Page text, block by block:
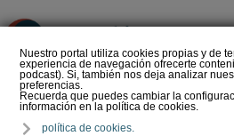
Nuestro portal utiliza cookies propias y de
experiencia de navegación ofrecerte
podcast). Si, también nos deja analizar
preferencias.
Recuerda que puedes cambiar la
información en la política de cookies.
política de cookies.